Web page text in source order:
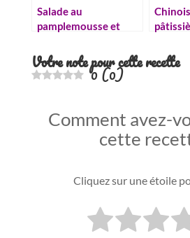
Salade au
pamplemousse et
miel
Votre note pour cette recette
0(0)
Comment avez-
cette
Cliquez sur une étoile